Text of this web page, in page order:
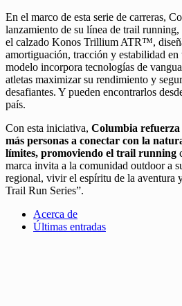
En el marco de esta serie de carreras,
lanzamiento de su línea de trail
el calzado Konos Trillium ATR™,
amortiguación, tracción y estabilidad en
modelo incorpora tecnologías de
atletas maximizar su rendimiento y
desafiantes. Y pueden encontrarlos
país.
Con esta iniciativa, Columbia
más personas a conectar con la
límites, promoviendo el trail running
marca invita a la comunidad outdoor a
regional, vivir el espíritu de la aventura
Trail Run Series”.
Acerca de
Últimas entradas